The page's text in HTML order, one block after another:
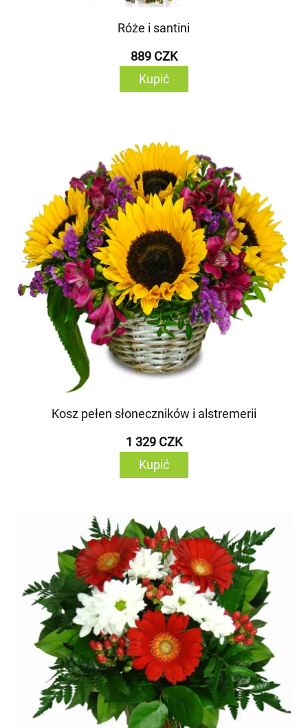
Róże i santini
889 CZK
Kupić
Kosz pełen słoneczników i alstremerii
1 329 CZK
Kupić